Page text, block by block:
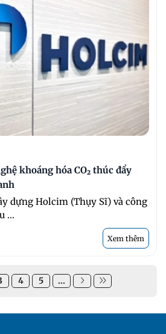
khoáng hóa CO₂ thúc đẩy
dựng Holcim (Thụy Sĩ) và công
...
Xem thêm
4 5 ...